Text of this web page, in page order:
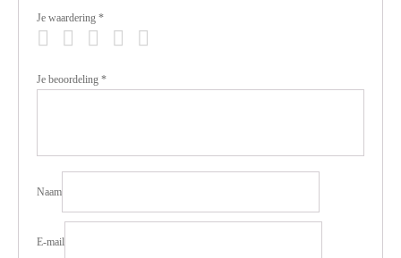
Je waardering *
Je beoordeling *
Naam
E-mail